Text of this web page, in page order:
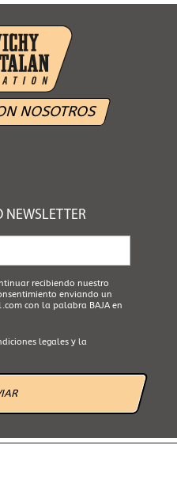
NOSOTROS
NEWSLETTER
recibiendo nuestro
enviando un
con la palabra BAJA en
legalesy la